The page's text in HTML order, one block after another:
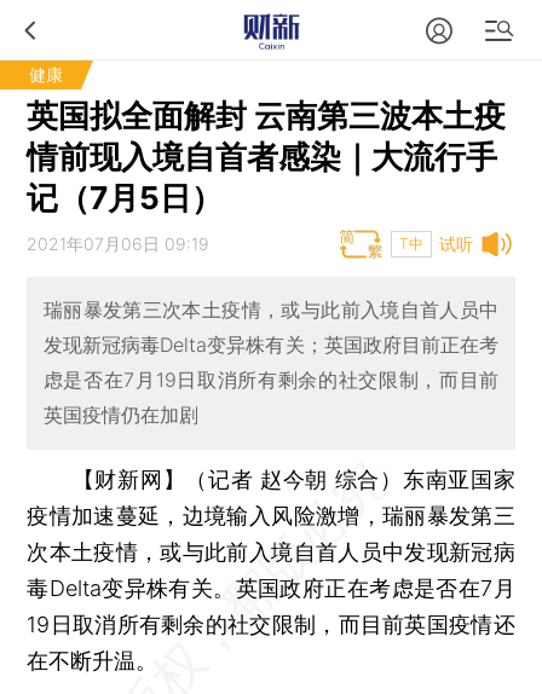
健康
英国拟全面解封 云南第三波本土疫
情前现入境自首者感染｜大流行手
记（7月5日）
试听
2021年07月06日 09:19 T中
瑞丽暴发第三次本土疫情，或与此前入境自首人员中
发现新冠病毒Delta变异株有关；英国政府目前正在考
虑是否在7月19日取消所有剩余的社交限制，而目前
英国疫情仍在加剧
【财新网】（记者 赵今朝 综合） 东南亚国家
疫情加速蔓延，边境输入风险激增，瑞丽暴发第三
次本土疫情，或与此前入境自首人员中发现新冠病
毒Delta变异株有关。英国政府正在考虑是否在7月
19日取消所有剩余的社交限制，而目前英国疫情还
在不断升温。